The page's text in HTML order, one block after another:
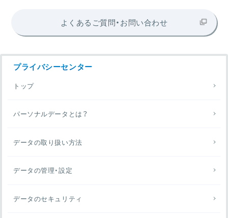
よくあるご質問・お問い合わせ
プライバシーセンター
トップ
パーソナルデータとは？
データの取り扱い方法
データの管理・設定
データのセキュリティ